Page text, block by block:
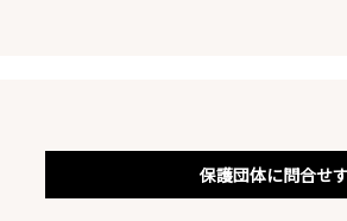
保護団体に問合せ